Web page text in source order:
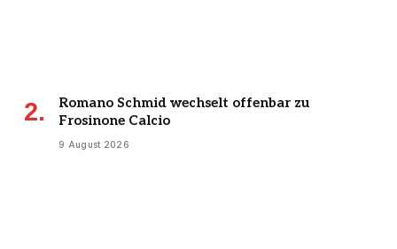
Romano Schmid wechselt offenbar zu
Frosinone Calcio
9 August 2026